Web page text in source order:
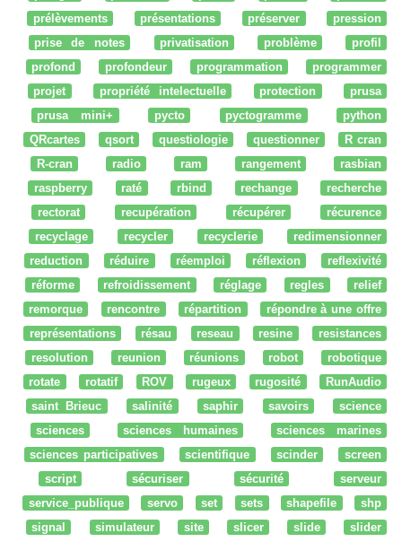
prélèvements
présentations préserver
pression
prise de notes
privatisation problème
profil
profond
profondeur programmation
programmer
projet
propriété intelectuelle protection
prusa
prusa mini+
pycto pyctogramme
python
QRcartes
qsort questiologie questionner
R cran
R-cran
radio ram rangement
rasbian
raspberry
raté rbind rechange
recherche
rectorat
recupération récupérer
récurence
recyclage
recycler recyclerie
redimensionner
reduction
réduire réemploi réflexion
reflexivité
réforme
refroidissement réglage regles
relief
remorque
rencontre répartition
répondre à une offre
représentations
résau reseau resine
resistances
resolution
reunion réunions robot
robotique
rotate
rotatif ROV rugeux rugosité
RunAudio
saint Brieuc
salinité saphir savoirs
science
sciences
sciences humaines
sciences marines
sciences participatives
scientifique scinder
screen
script
sécuriser sécurité
serveur
service_publique
servo set sets shapefile
shp
signal
simulateur site slicer slide
slider